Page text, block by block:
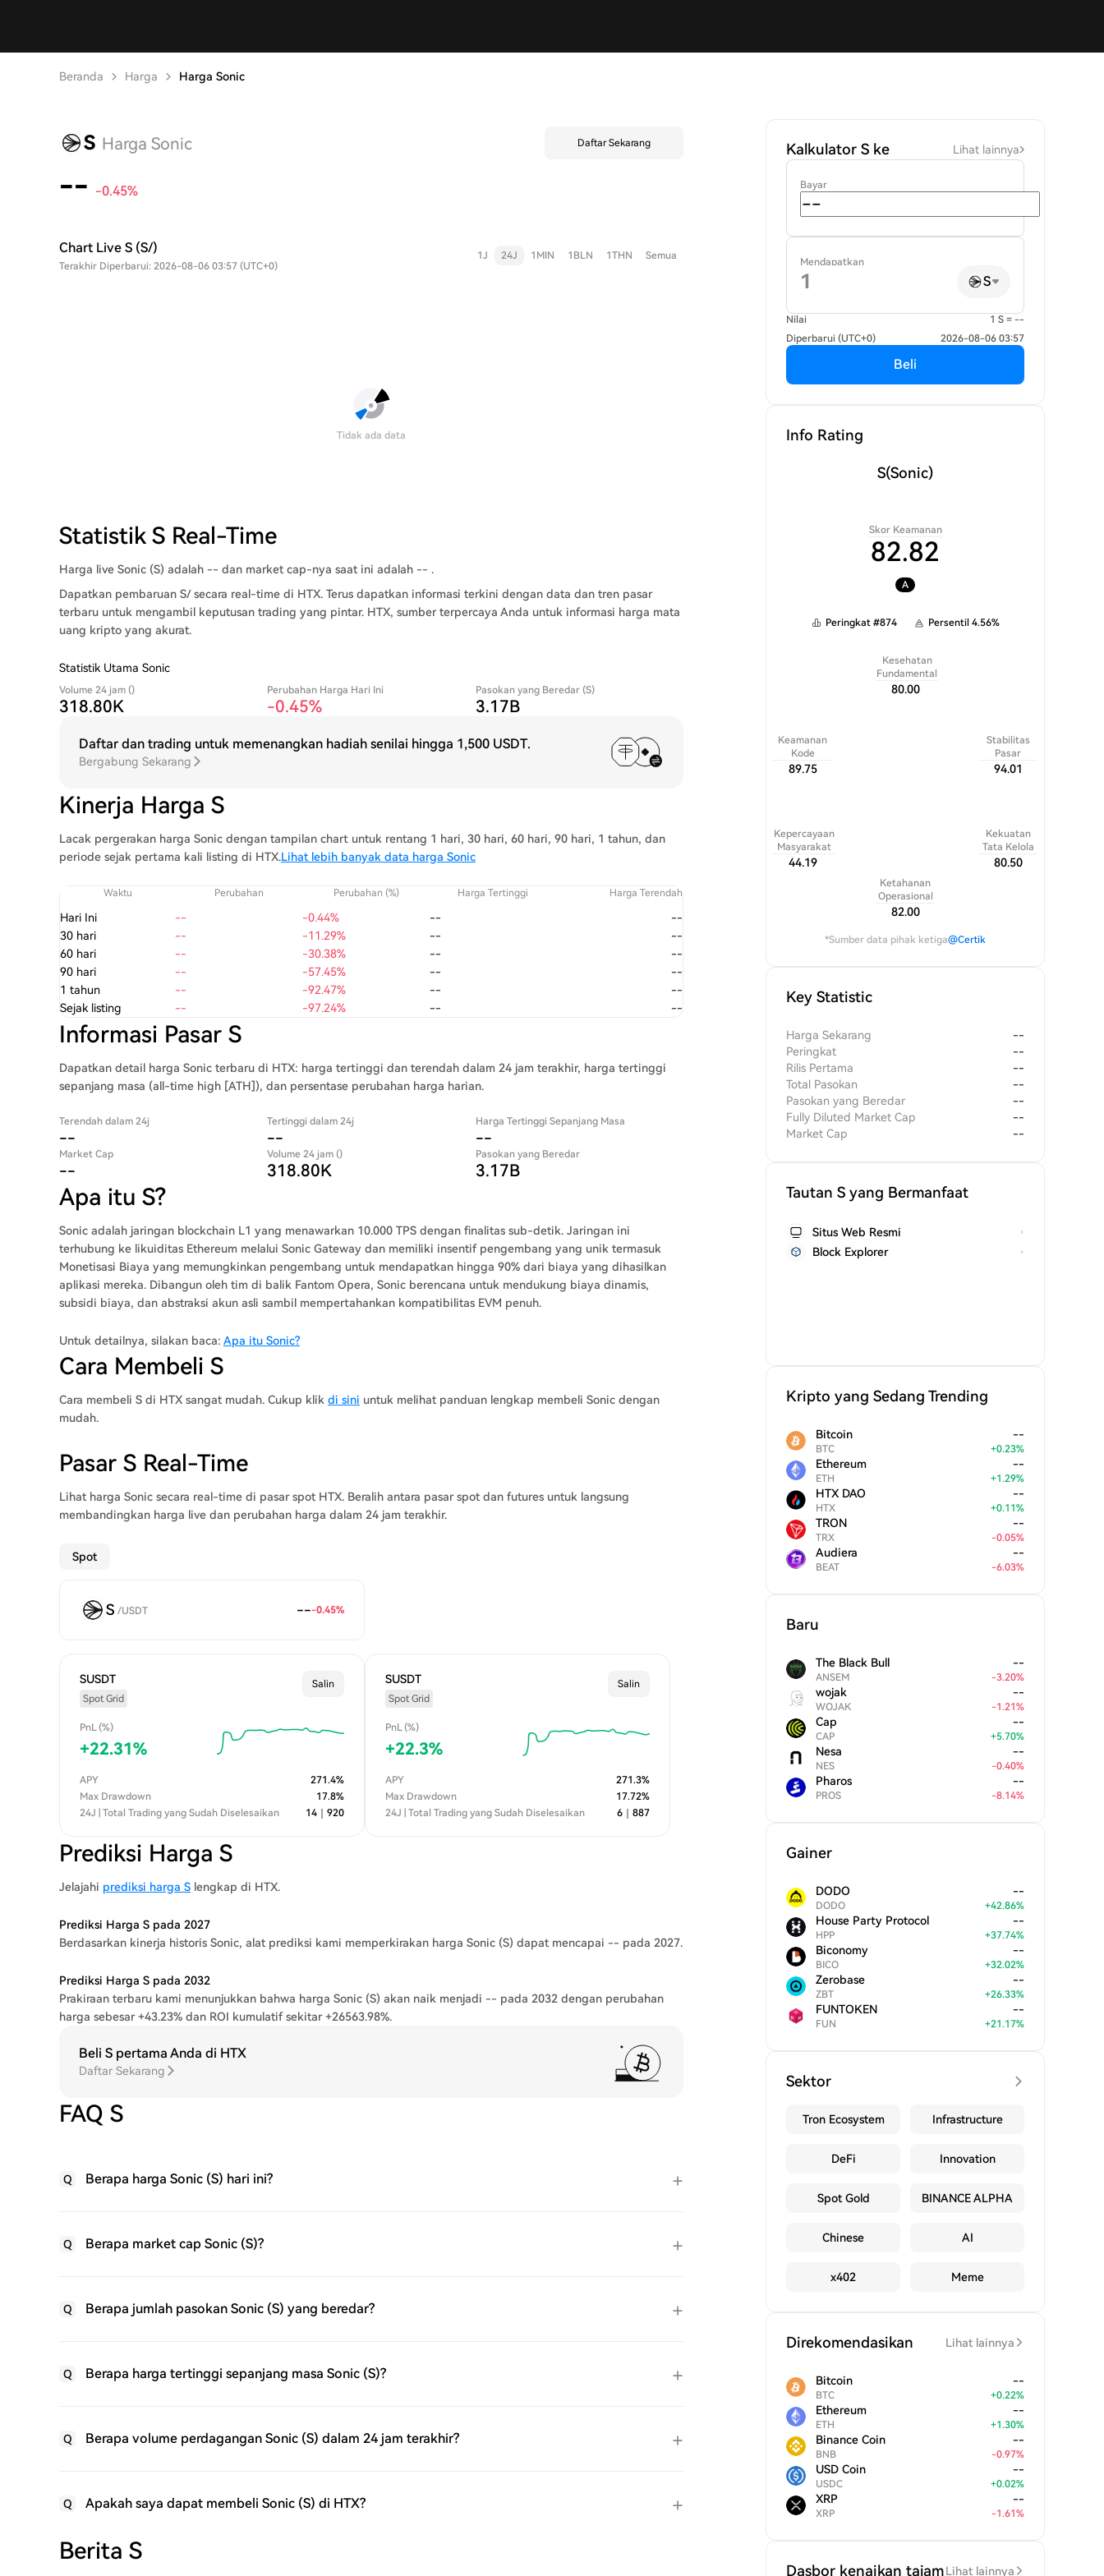
Beranda Harga Harga Sonic
S Harga Sonic Daftar Sekarang
-- -0.45%
Chart Live S (S/)
Terakhir Diperbarui: 2026-08-06 03:57 (UTC+0)
1J 24J 1MIN 1BLN 1THN Semua
Tidak ada data
Statistik S Real-Time
Harga live Sonic (S) adalah -- dan market cap-nya saat ini adalah -- .
Dapatkan pembaruan S/ secara real-time di HTX. Terus dapatkan informasi terkini dengan data dan tren pasar
terbaru untuk mengambil keputusan trading yang pintar. HTX, sumber terpercaya Anda untuk informasi harga mata
uang kripto yang akurat.
Statistik Utama Sonic
Volume 24 jam ()
318.80K
Perubahan Harga Hari Ini
-0.45%
Pasokan yang Beredar (S)
3.17B
Daftar dan trading untuk memenangkan hadiah senilai hingga 1,500 USDT.
Bergabung Sekarang
Kinerja Harga S
Lacak pergerakan harga Sonic dengan tampilan chart untuk rentang 1 hari, 30 hari, 60 hari, 90 hari, 1 tahun, dan
periode sejak pertama kali listing di HTX.Lihat lebih banyak data harga Sonic
Waktu Perubahan Perubahan (%) Harga Tertinggi Harga Terendah
Hari Ini -- -0.44% --
--
30 hari
-- -11.29% --
--
60 hari
-- -30.38% --
--
90 hari
-- -57.45% --
--
1 tahun
-- -92.47% --
--
Sejak listing
-- -97.24% -- --
Informasi Pasar S
Dapatkan detail harga Sonic terbaru di HTX: harga tertinggi dan terendah dalam 24 jam terakhir, harga tertinggi
sepanjang masa (all-time high [ATH]), dan persentase perubahan harga harian.
Terendah dalam 24j
--
Tertinggi dalam 24j
--
Harga Tertinggi Sepanjang Masa
--
Market Cap
--
Volume 24 jam ()
318.80K
Pasokan yang Beredar
3.17B
Apa itu S?
Sonic adalah jaringan blockchain L1 yang menawarkan 10.000 TPS dengan finalitas sub-detik. Jaringan ini
terhubung ke likuiditas Ethereum melalui Sonic Gateway dan memiliki insentif pengembang yang unik termasuk
Monetisasi Biaya yang memungkinkan pengembang untuk mendapatkan hingga 90% dari biaya yang dihasilkan
aplikasi mereka. Dibangun oleh tim di balik Fantom Opera, Sonic berencana untuk mendukung biaya dinamis,
subsidi biaya, dan abstraksi akun asli sambil mempertahankan kompatibilitas EVM penuh.
Untuk detailnya, silakan baca: Apa itu Sonic?
Cara Membeli S
Cara membeli S di HTX sangat mudah. Cukup klik di sini untuk melihat panduan lengkap membeli Sonic dengan
mudah.
Pasar S Real-Time
Lihat harga Sonic secara real-time di pasar spot HTX. Beralih antara pasar spot dan futures untuk langsung
membandingkan harga live dan perubahan harga dalam 24 jam terakhir.
Spot
S /USDT ---0.45%
SUSDT
Spot Grid
Salin
PnL (%)
+22.31%
APY 271.4%
Max Drawdown
17.8%
24J | Total Trading yang Sudah Diselesaikan
14 920
SUSDT
Spot Grid
Salin
PnL (%)
+22.3%
APY 271.3%
Max Drawdown
17.72%
24J | Total Trading yang Sudah Diselesaikan
6 887
Prediksi Harga S
Jelajahi prediksi harga S lengkap di HTX.
Prediksi Harga S pada 2027
Berdasarkan kinerja historis Sonic, alat prediksi kami memperkirakan harga Sonic (S) dapat mencapai -- pada 2027.
Prediksi Harga S pada 2032
Prakiraan terbaru kami menunjukkan bahwa harga Sonic (S) akan naik menjadi -- pada 2032 dengan perubahan
harga sebesar +43.23% dan ROI kumulatif sekitar +26563.98%.
Beli S pertama Anda di HTX
Daftar Sekarang
FAQ S
Q Berapa harga Sonic (S) hari ini?
Q Berapa market cap Sonic (S)?
Q Berapa jumlah pasokan Sonic (S) yang beredar?
Q Berapa harga tertinggi sepanjang masa Sonic (S)?
Q Berapa volume perdagangan Sonic (S) dalam 24 jam terakhir?
Q Apakah saya dapat membeli Sonic (S) di HTX?
Berita S
Kalkulator S ke Lihat lainnya
Bayar
Mendapatkan
S
Nilai
1 S = --
Diperbarui (UTC+0)
2026-08-06 03:57
Beli
Info Rating
S(Sonic)
Skor Keamanan
82.82
A
Peringkat #874 Persentil 4.56%
Kesehatan
Fundamental
80.00
Keamanan
Kode
89.75
Kepercayaan
Masyarakat
44.19
Ketahanan
Operasional
82.00
Kekuatan
Tata Kelola
80.50
Stabilitas
Pasar
94.01
*Sumber data pihak ketiga@Certik
Key Statistic
Harga Sekarang
--
Peringkat
--
Rilis Pertama
--
Total Pasokan
--
Pasokan yang Beredar
--
Fully Diluted Market Cap
--
Market Cap
--
Tautan S yang Bermanfaat
Situs Web Resmi
Block Explorer
Kripto yang Sedang Trending
Bitcoin
BTC
--
+0.23%
Ethereum
ETH
--
+1.29%
HTX DAO
HTX
--
+0.11%
TRON
TRX
--
-0.05%
Audiera
BEAT
--
-6.03%
Baru
The Black Bull
ANSEM
--
-3.20%
wojak
WOJAK
--
-1.21%
Cap
CAP
--
+5.70%
Nesa
NES
--
-0.40%
Pharos
PROS
--
-8.14%
Gainer
DODO
DODO
--
+42.86%
House Party Protocol
HPP
--
+37.74%
Biconomy
BICO
--
+32.02%
Zerobase
ZBT
--
+26.33%
FUNTOKEN
FUN
--
+21.17%
Sektor
Tron Ecosystem Infrastructure
DeFi Innovation
Spot Gold BINANCE ALPHA
Chinese AI
x402 Meme
Direkomendasikan Lihat lainnya
Bitcoin
BTC
--
+0.22%
Ethereum
ETH
--
+1.30%
Binance Coin
BNB
--
-0.97%
USD Coin
USDC
--
+0.02%
XRP
XRP
--
-1.61%
Dasbor kenaikan tajamLihat lainnya